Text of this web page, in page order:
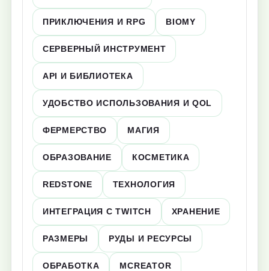
ПРИКЛЮЧЕНИЯ И RPG BIOMY
СЕРВЕРНЫЙ ИНСТРУМЕНТ
API И БИБЛИОТЕКА
УДОБСТВО ИСПОЛЬЗОВАНИЯ И QOL
ФЕРМЕРСТВО МАГИЯ
ОБРАЗОВАНИЕ КОСМЕТИКА
REDSTONE ТЕХНОЛОГИЯ
ИНТЕГРАЦИЯ С TWITCH ХРАНЕНИЕ
РАЗМЕРЫ РУДЫ И РЕСУРСЫ
ОБРАБОТКА MCREATOR